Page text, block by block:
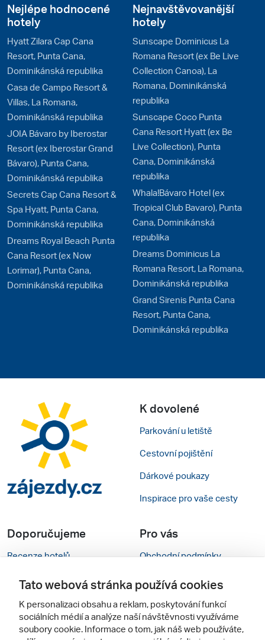
Nejlépe hodnocené
hotely
Hyatt Zilara Cap Cana
Resort, Punta Cana,
Dominikánská republika
Casa de Campo Resort &
Villas, La Romana,
Dominikánská republika
JOIA Bávaro by Iberostar
Resort (ex Iberostar Grand
Bávaro), Punta Cana,
Dominikánská republika
Secrets Cap Cana Resort &
Spa Hyatt, Punta Cana,
Dominikánská republika
Dreams Royal Beach Punta
Cana Resort (ex Now
Lorimar), Punta Cana,
Dominikánská republika
Nejnavštěvovanější
hotely
Sunscape Dominicus La
Romana Resort (ex Be Live
Collection Canoa), La
Romana, Dominikánská
republika
Sunscape Coco Punta
Cana Resort Hyatt (ex Be
Live Collection), Punta
Cana, Dominikánská
republika
Whala!Bávaro Hotel (ex
Tropical Club Bavaro), Punta
Cana, Dominikánská
republika
Dreams Dominicus La
Romana Resort, La Romana,
Dominikánská republika
Grand Sirenis Punta Cana
Resort, Punta Cana,
Dominikánská republika
K dovolené
Parkování u letiště
Cestovní pojištění
Dárkové poukazy
Inspirace pro vaše cesty
Doporučujeme
Recenze hotelů
Rady na cestu
Cestovní kanceláře
Zájazdy.sk
Pro vás
Obchodní podmínky
Kontakty
Nastavení cookies
Verze webu pro PC
Tato webová stránka používá cookies
K personalizaci obsahu a reklam, poskytování funkcí
sociálních médií a analýze naší návštěvnosti využíváme
soubory cookie. Informace o tom, jak náš web používáte,